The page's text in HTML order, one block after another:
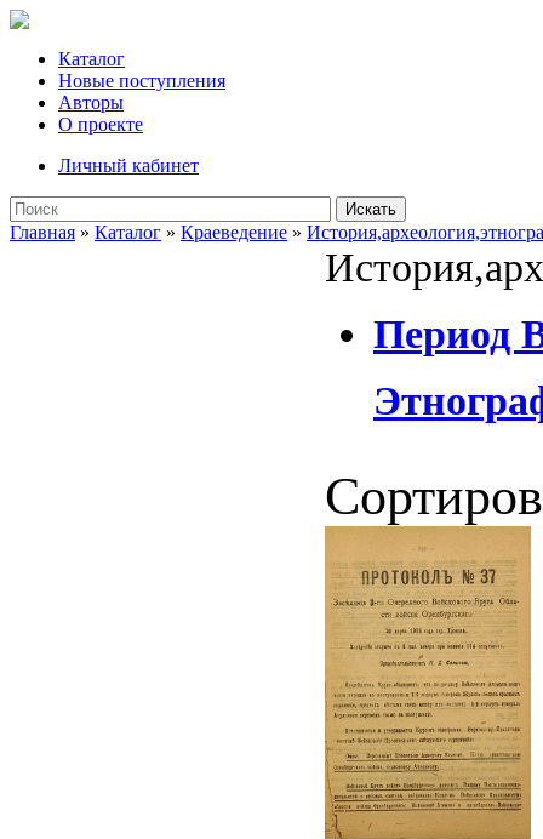
Каталог
Новые поступления
Авторы
О проекте
Личный кабинет
Искать
Главная » Каталог » Краеведение »
Период